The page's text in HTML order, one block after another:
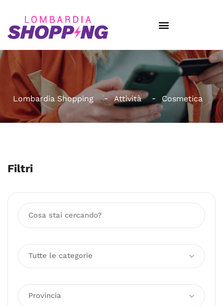
Lombardia Shopping Attività Cosmetica
Filtri
Tutte le categorie
Provincia